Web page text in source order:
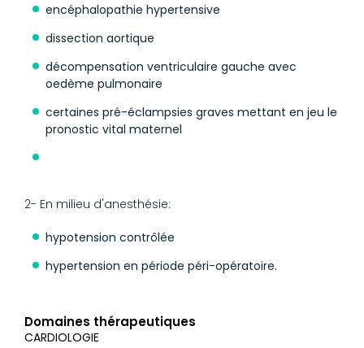
encéphalopathie hypertensive
dissection aortique
décompensation ventriculaire gauche avec
oedème pulmonaire
certaines pré-éclampsies graves mettant en jeu le
pronostic vital maternel
2- En milieu d'anesthésie:
hypotension contrôlée
hypertension en période péri-opératoire.
Domaines thérapeutiques
CARDIOLOGIE